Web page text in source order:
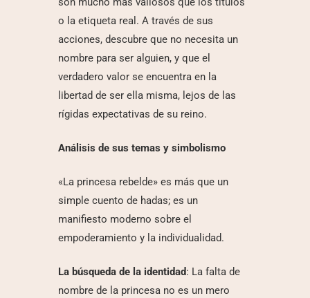
o la etiqueta real. A través de sus
acciones, descubre que no necesita un
nombre para ser alguien, y que el
verdadero valor se encuentra en la
libertad de ser ella misma, lejos de las
rígidas expectativas de su reino.
Análisis de sus temas y simbolismo
«La princesa rebelde» es más que un
simple cuento de hadas; es un
manifiesto moderno sobre el
empoderamiento y la individualidad.
La búsqueda de la identidad: La falta de
nombre de la princesa no es un mero